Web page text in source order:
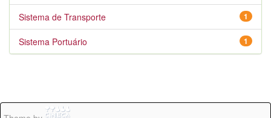
1
Sistema de Transporte
1
Sistema Portuário